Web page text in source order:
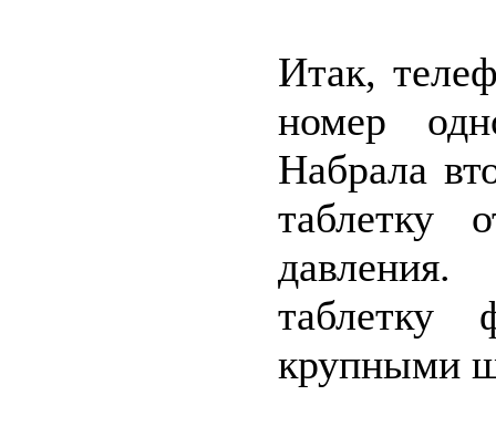
Итак,
номер
Набрала
таблетку
таблетку
крупными